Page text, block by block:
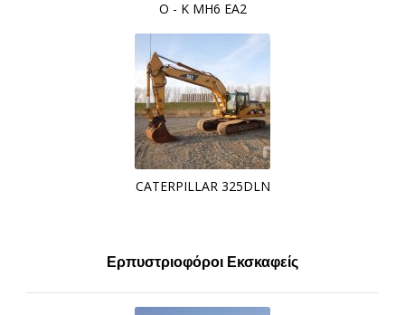
Ο - K MH6 EA2
CATERPILLAR 325DLN
Ερπυστριοφόροι Εκσκαφείς